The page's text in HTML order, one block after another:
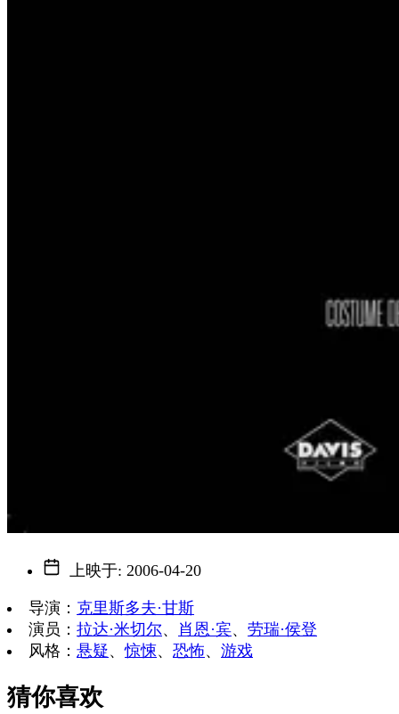
上映于: 2006-04-20
导演 ： 克里斯多夫·甘斯
演员 ： 拉达·米切尔、 肖恩·宾、 劳瑞·侯登
风格 ： 悬疑、惊悚、 恐怖、 游戏
猜你喜欢